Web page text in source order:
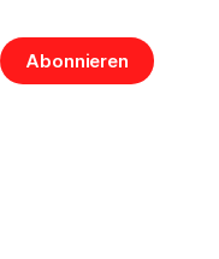
Abonnieren